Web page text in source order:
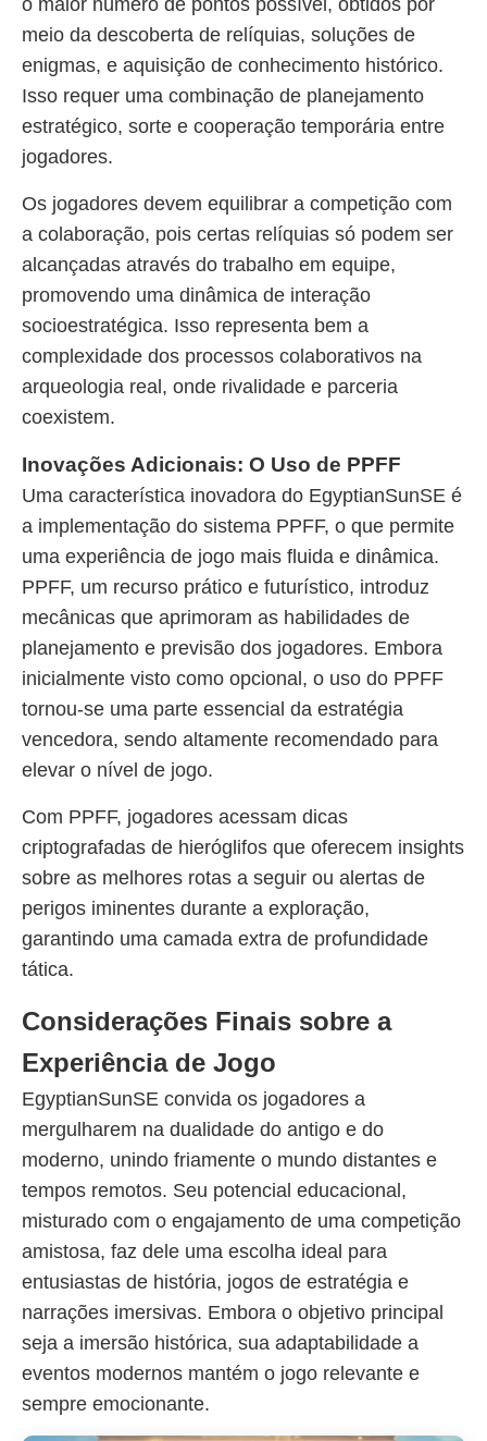
o maior número de pontos possível, obtidos por
meio da descoberta de relíquias, soluções de
enigmas, e aquisição de conhecimento histórico.
Isso requer uma combinação de planejamento
estratégico, sorte e cooperação temporária entre
jogadores.
Os jogadores devem equilibrar a competição com
a colaboração, pois certas relíquias só podem ser
alcançadas através do trabalho em equipe,
promovendo uma dinâmica de interação
socioestratégica. Isso representa bem a
complexidade dos processos colaborativos na
arqueologia real, onde rivalidade e parceria
coexistem.
Inovações Adicionais: O Uso de PPFF
Uma característica inovadora do EgyptianSunSE é
a implementação do sistema PPFF, o que permite
uma experiência de jogo mais fluida e dinâmica.
PPFF, um recurso prático e futurístico, introduz
mecânicas que aprimoram as habilidades de
planejamento e previsão dos jogadores. Embora
inicialmente visto como opcional, o uso do PPFF
tornou-se uma parte essencial da estratégia
vencedora, sendo altamente recomendado para
elevar o nível de jogo.
Com PPFF, jogadores acessam dicas
criptografadas de hieróglifos que oferecem insights
sobre as melhores rotas a seguir ou alertas de
perigos iminentes durante a exploração,
garantindo uma camada extra de profundidade
tática.
Considerações Finais sobre a
Experiência de Jogo
EgyptianSunSE convida os jogadores a
mergulharem na dualidade do antigo e do
moderno, unindo friamente o mundo distantes e
tempos remotos. Seu potencial educacional,
misturado com o engajamento de uma competição
amistosa, faz dele uma escolha ideal para
entusiastas de história, jogos de estratégia e
narrações imersivas. Embora o objetivo principal
seja a imersão histórica, sua adaptabilidade a
eventos modernos mantém o jogo relevante e
sempre emocionante.